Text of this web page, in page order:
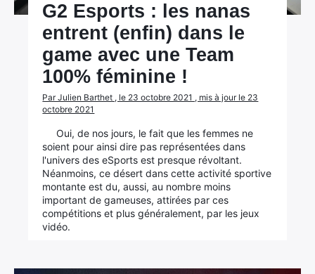
G2 Esports : les nanas
entrent (enfin) dans le
game avec une Team
100% féminine !
Par Julien Barthet , le 23 octobre 2021 , mis à jour le 23
octobre 2021
Oui, de nos jours, le fait que les femmes ne
soient pour ainsi dire pas représentées dans
l'univers des eSports est presque révoltant.
Néanmoins, ce désert dans cette activité sportive
montante est du, aussi, au nombre moins
important de gameuses, attirées par ces
compétitions et plus généralement, par les jeux
vidéo.